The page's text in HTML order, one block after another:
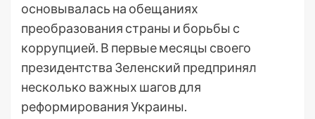
основывалась на обещаниях
преобразования страны и борьбы с
коррупцией. В первые месяцы своего
президентства Зеленский предпринял
несколько важных шагов для
реформирования Украины.